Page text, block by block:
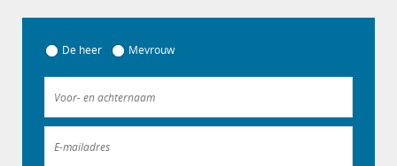
De heer Mevrouw